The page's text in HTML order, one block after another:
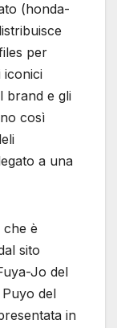
(honda-
per
iconici
brand e gli
così
a una
che è
sito
Jo del
del
in